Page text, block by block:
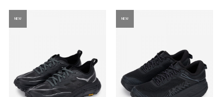
NEW NEW